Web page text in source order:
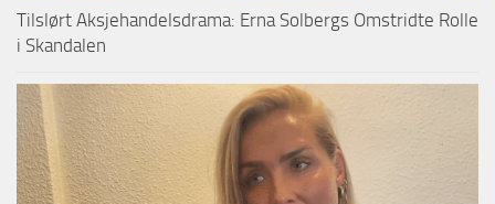
Tilslørt Aksjehandelsdrama: Erna Solbergs Omstridte Rolle
i Skandalen